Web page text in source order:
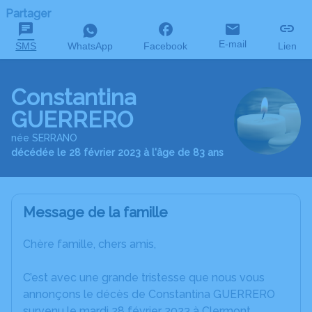
Partager
SMS WhatsApp Facebook E-mail Lien
Constantina
GUERRERO
née SERRANO
décédée le 28 février 2023 à l'âge de 83 ans
Message de la famille
Chère famille, chers amis,
C’est avec une grande tristesse que nous vous
annonçons le décès de Constantina GUERRERO